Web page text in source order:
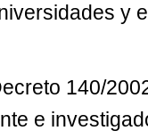
y
140/
e